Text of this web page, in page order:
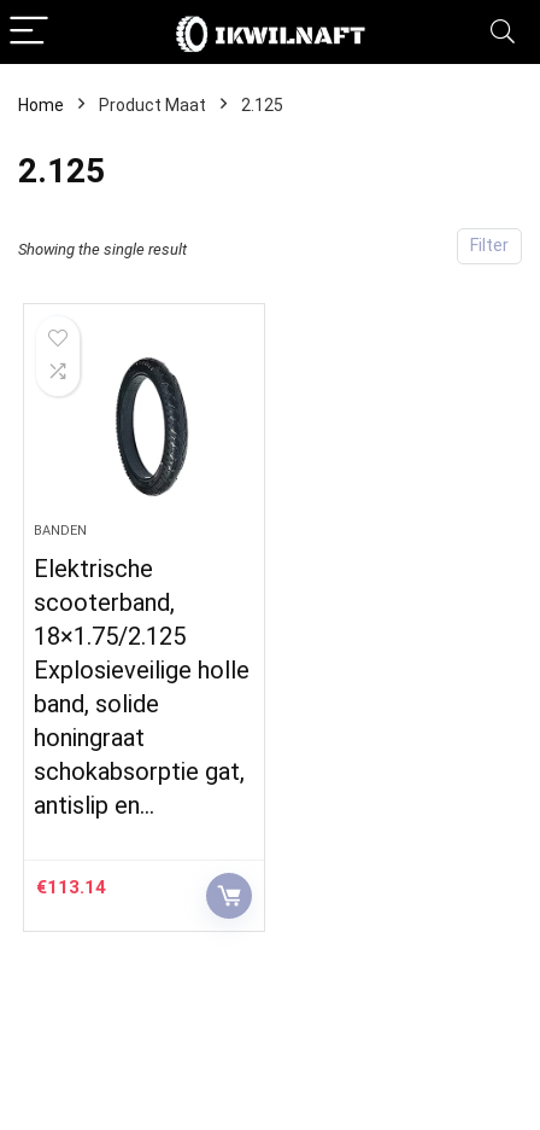
Home Product Maat 2.125
2.125
Filter
Showing the single result
BANDEN
Elektrische
scooterband,
18×1.75/2.125
Explosieveilige holle
band, solide
honingraat
schokabsorptie gat,
antislip en…
€113.14